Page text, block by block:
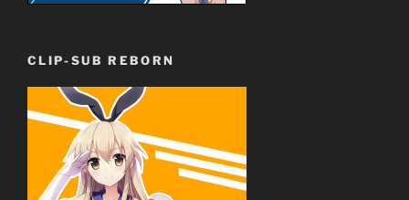
CLIP-SUB REBORN